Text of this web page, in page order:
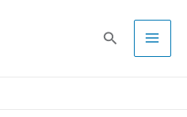
Pesquisa